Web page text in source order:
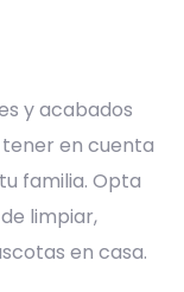
y acabados
en cuenta
familia. Opta
limpiar,
en casa.